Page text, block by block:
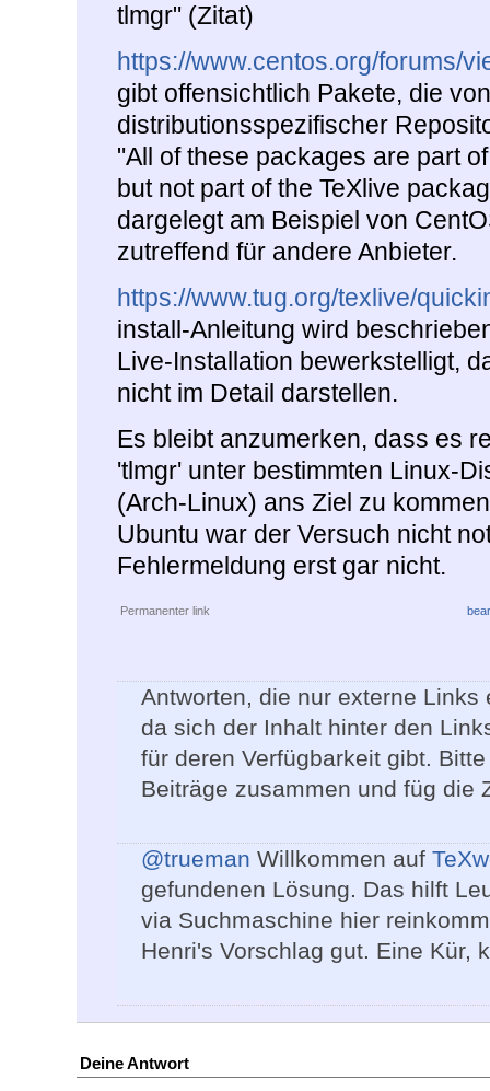
tlmgr" (Zitat)
https://www.centos.org/forums/
gibt offensichtlich Pakete, die
distributionsspezifischer
"All of these packages are part
but not part of the TeXlive
dargelegt am Beispiel von
zutreffend für andere Anbieter.
https://www.tug.org/texlive/
install-Anleitung wird
Live-Installation bewerkstelligt,
nicht im Detail darstellen.
Es bleibt anzumerken, dass es
'tlmgr' unter bestimmten Linux-
(Arch-Linux) ans Ziel zu
Ubuntu war der Versuch nicht
Fehlermeldung erst gar nicht.
Permanenter link
Antworten, die nur externe
da sich der Inhalt hinter den
für deren Verfügbarkeit gibt.
Beiträge zusammen und füg die
@trueman Willkommen auf
gefundenen Lösung. Das hilft
via Suchmaschine hier
Henri's Vorschlag gut. Eine Kür,
Deine Antwort